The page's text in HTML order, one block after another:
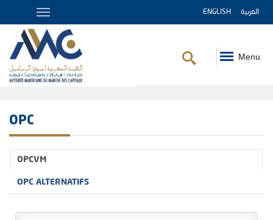
ENGLISH العربية
Menu
OPC
OPCVM
OPC ALTERNATIFS